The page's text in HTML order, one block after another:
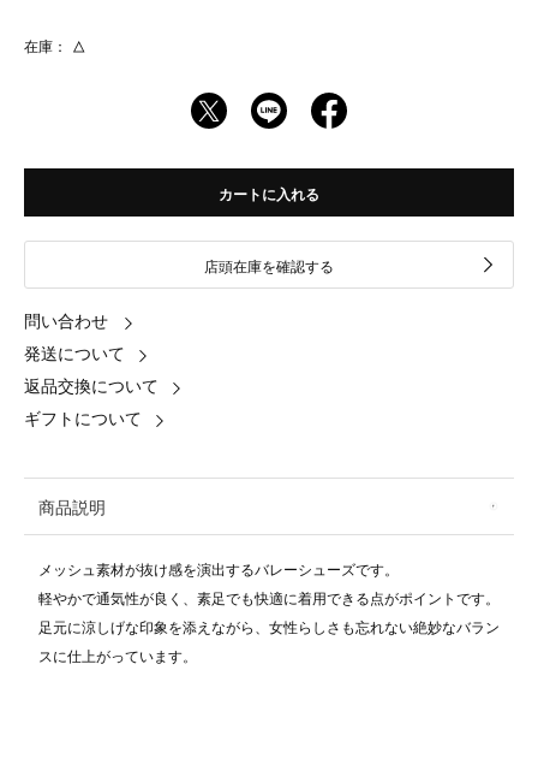
在庫： △
カートに入れる
店頭在庫を確認する
問い合わせ
発送について
返品交換について
ギフトについて
商品説明
メッシュ素材が抜け感を演出するバレーシューズです。
軽やかで通気性が良く、素足でも快適に着用できる点がポイントです。
足元に涼しげな印象を添えながら、女性らしさも忘れない絶妙なバラン
スに仕上がっています。